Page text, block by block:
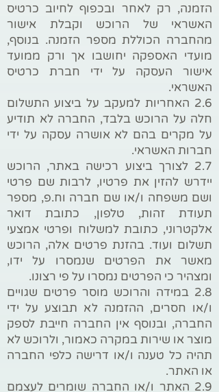
הזמנה, רק לאחר ובכפוף לחיוב כרטיס
האשראי של הרוכש וקבלת אישור
מהחברה הכוללת מספר הזמנה. בנוסף,
מועדי האספקה יחושבו אך ורק ממועד
אישור העסקה על ידי חברת כרטיס
האשראי.
2.6 האחריות למעקב על ביצוע התשלום
חלה על הרוכש בלבד, החברה לא תודיע
על מקרים בהם לא אושרה עסקה על ידי
חברות האשראי.
2.7 לצורך ביצוע רכישה באתר, הרוכש
יידרש להזין את פרטיו, לרבות שם פרטי
ושם משפחה ו/או שם חברה וח.פ, מספר
תעודת זהות, טלפון, כתובת דואר
אלקטרוני, כתובת למשלוח ופרטי אמצעי
תשלום ועוד. בהזנת פרטים אלה, הרוכש
מאשר את הפרטים שנמסרו על ידו,
ומצהיר כי הפרטים נמסרו על פי רצונו.
2.8 במידה והרוכש מוסר פרטים שגויים
ו/או חסרים, ההזמנה לא תבוצע על ידי
החברה, ובנוסף אין החברה חייבת לספק
מוצר או שירות במקרה כאמור, ולרוכש לא
תהיה כל טענה ו/או דרישה כלפי החברה
או האתר.
2.9 האתר ו/או החברה שומרים לעצמם